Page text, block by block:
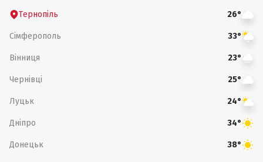
Тернопіль 26°
Сімферополь 33°
Вінниця 23°
Чернівці 25°
Луцьк 24°
Дніпро 34°
Донецьк 38°